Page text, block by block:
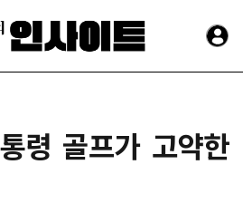
령 골프가 고약한